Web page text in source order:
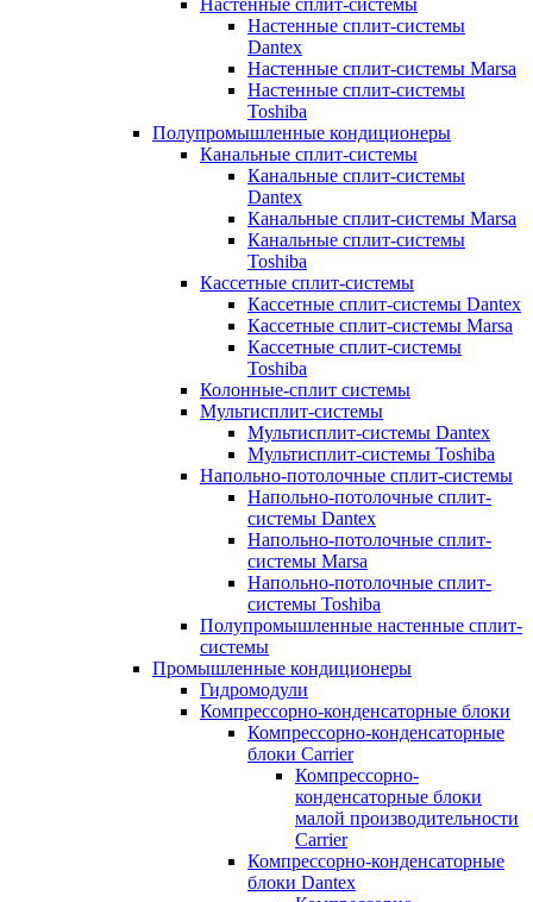
Настенные сплит-системы
Настенные сплит-системы
Dantex
Настенные сплит-системы Marsa
Настенные сплит-системы
Toshiba
Полупромышленные кондиционеры
Канальные сплит-системы
Канальные сплит-системы
Dantex
Канальные сплит-системы Marsa
Канальные сплит-системы
Toshiba
Кассетные сплит-системы
Кассетные сплит-системы Dantex
Кассетные сплит-системы Marsa
Кассетные сплит-системы
Toshiba
Колонные-сплит системы
Мультисплит-системы
Мультисплит-системы Dantex
Мультисплит-системы Toshiba
Напольно-потолочные сплит-системы
Напольно-потолочные сплит-
системы Dantex
Напольно-потолочные сплит-
системы Marsa
Напольно-потолочные сплит-
системы Toshiba
Полупромышленные настенные сплит-
системы
Промышленные кондиционеры
Гидромодули
Компрессорно-конденсаторные блоки
Компрессорно-конденсаторные
блоки Carrier
Компрессорно-
конденсаторные блоки
малой производительности
Carrier
Компрессорно-конденсаторные
блоки Dantex